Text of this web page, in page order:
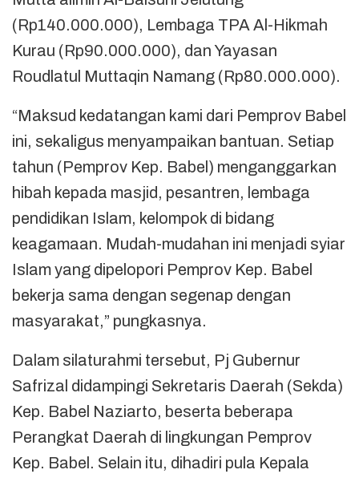
(Rp140.000.000), Lembaga TPA Al-Hikmah
Kurau (Rp90.000.000), dan Yayasan
Roudlatul Muttaqin Namang (Rp80.000.000).
“Maksud kedatangan kami dari Pemprov Babel
ini, sekaligus menyampaikan bantuan. Setiap
tahun (Pemprov Kep. Babel) menganggarkan
hibah kepada masjid, pesantren, lembaga
pendidikan Islam, kelompok di bidang
keagamaan. Mudah-mudahan ini menjadi syiar
Islam yang dipelopori Pemprov Kep. Babel
bekerja sama dengan segenap dengan
masyarakat,” pungkasnya.
Dalam silaturahmi tersebut, Pj Gubernur
Safrizal didampingi Sekretaris Daerah (Sekda)
Kep. Babel Naziarto, beserta beberapa
Perangkat Daerah di lingkungan Pemprov
Kep. Babel. Selain itu, dihadiri pula Kepala